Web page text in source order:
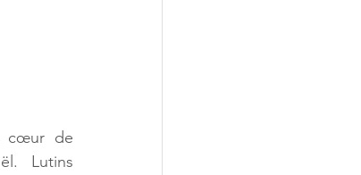
cœur de
Lutins